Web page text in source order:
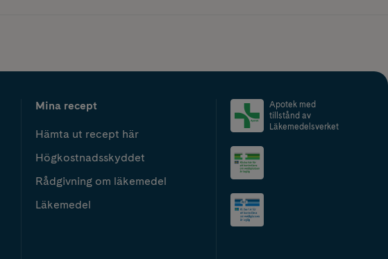
Mina recept
Hämta ut recept här
Högkostnadsskyddet
Rådgivning om läkemedel
Läkemedel
Apotek med
tillstånd av
Läkemedelsverket